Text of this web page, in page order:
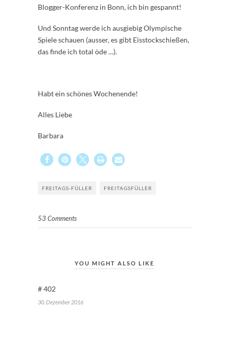
Blogger-Konferenz in Bonn, ich bin gespannt!
Und Sonntag werde ich ausgiebig Olympische
Spiele schauen (ausser, es gibt Eisstockschießen,
das finde ich total öde …).
Habt ein schönes Wochenende!
Alles Liebe
Barbara
FREITAGS-FÜLLER FREITAGSFÜLLER
53 Comments
YOU MIGHT ALSO LIKE
# 402
30. Dezember 2016